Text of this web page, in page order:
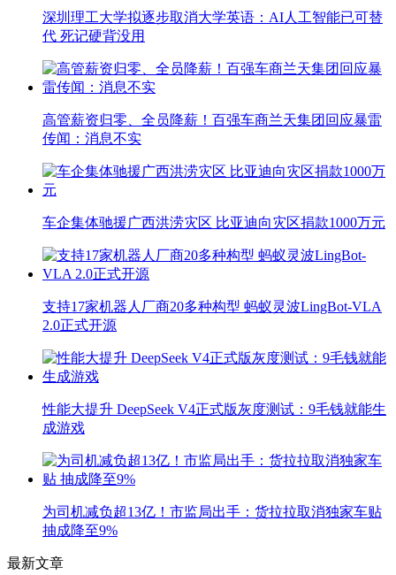
深圳理工大学拟逐步取消大学英语：AI人工智能已可替
代 死记硬背没用
高管薪资归零、全员降薪！百强车商兰天集团回应暴雷
传闻：消息不实
车企集体驰援广西洪涝灾区 比亚迪向灾区捐款1000万元
支持17家机器人厂商20多种构型 蚂蚁灵波LingBot-VLA
2.0正式开源
性能大提升 DeepSeek V4正式版灰度测试：9毛钱就能生
成游戏
为司机减负超13亿！市监局出手：货拉拉取消独家车贴
抽成降至9%
最新文章